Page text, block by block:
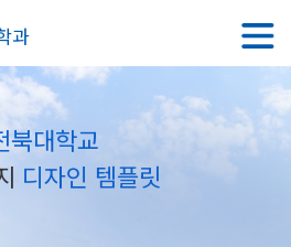
과
북대학교
디자인 템플릿